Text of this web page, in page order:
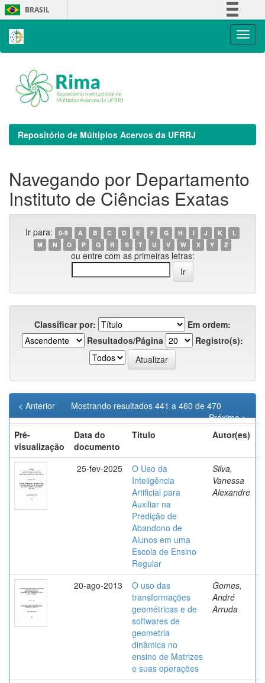
Skip
navigation
BRASIL
Repositório de Múltiplos Acervos da UFRRJ
Navegando por Departamento
Instituto de Ciências Exatas
Ir para: 0-9 A B C D E F G H I J K
L
M
N O P Q R S T U V W X Y Z
ou entre com as primeiras letras:
Classificar por:
Em ordem:
Resultados/Página
Registro(s):
Mostrando resultados 441 a 460 de 470
< Anterior
Próximo >
Pré-
visualização
Data do
documento
Título Autor(es)
25-fev-2025
O Uso da
Inteligência
Artificial para
Auxiliar na
Predição de
Abandono de
Alunos em uma
Escola de Ensino
Regular
Silva,
Vanessa
Alexandre
20-ago-2013
O uso das
transformações
geométricas e de
softwares de
geometria
dinâmica no
ensino de Matrizes
e suas operações
Gomes,
André
Arruda